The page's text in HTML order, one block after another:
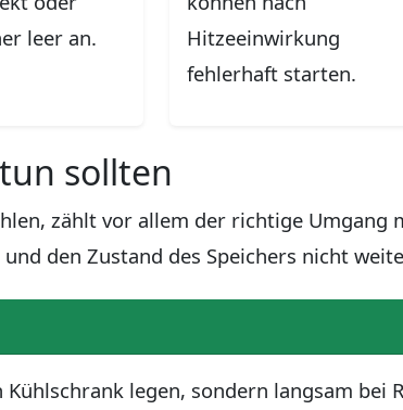
leer an.
Hitzeeinwirkung
fehlerhaft starten.
sollten
zählt vor allem der richtige Umgang
den Zustand des Speichers nicht
Kühlschrank legen, sondern langsam bei